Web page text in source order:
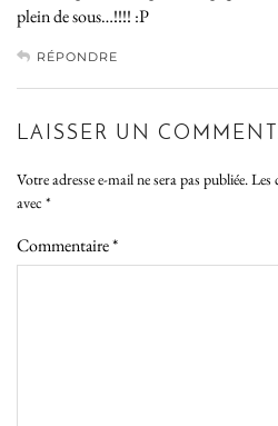
plein de sous…!!!! :P
RÉPONDRE
LAISSER UN
Votre adresse e-mail ne sera pas publiée.Les
avec *
Commentaire*